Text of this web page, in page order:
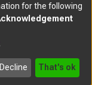
2025
2025 LYRASIS
for the following
Decline That's ok